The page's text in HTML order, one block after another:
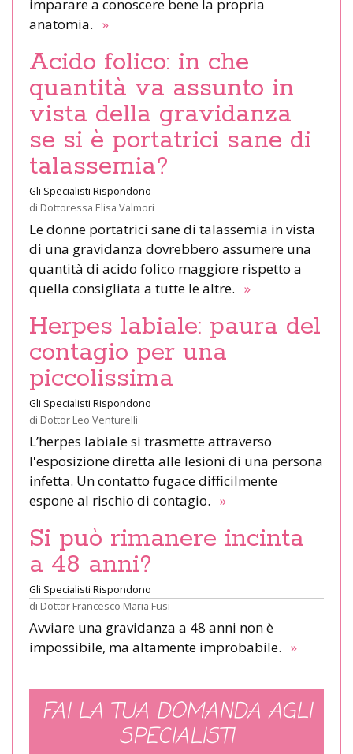
imparare a conoscere bene la propria
anatomia. »
Acido folico: in che
quantità va assunto in
vista della gravidanza
se si è portatrici sane di
talassemia?
Gli Specialisti Rispondono
di Dottoressa Elisa Valmori
Le donne portatrici sane di talassemia in vista
di una gravidanza dovrebbero assumere una
quantità di acido folico maggiore rispetto a
quella consigliata a tutte le altre. »
Herpes labiale: paura del
contagio per una
piccolissima
Gli Specialisti Rispondono
di Dottor Leo Venturelli
L’herpes labiale si trasmette attraverso
l'esposizione diretta alle lesioni di una persona
infetta. Un contatto fugace difficilmente
espone al rischio di contagio. »
Si può rimanere incinta
a 48 anni?
Gli Specialisti Rispondono
di Dottor Francesco Maria Fusi
Avviare una gravidanza a 48 anni non è
impossibile, ma altamente improbabile. »
FAI LA TUA DOMANDA AGLI
SPECIALISTI